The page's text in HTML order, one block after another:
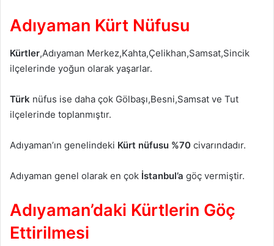
Adıyaman Kürt Nüfusu
Kürtler,Adıyaman Merkez,Kahta,Çelikhan,Samsat,Sincik
ilçelerinde yoğun olarak yaşarlar.
Türk nüfus ise daha çok Gölbaşı,Besni,Samsat ve Tut
ilçelerinde toplanmıştır.
Adıyaman’ın genelindeki Kürt nüfusu %70 civarındadır.
Adıyaman genel olarak en çok İstanbul’a göç vermiştir.
Adıyaman’daki Kürtlerin Göç
Ettirilmesi